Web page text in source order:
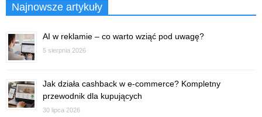
Najnowsze artykuły
AI w reklamie – co warto wziąć pod uwagę?
5 sierpnia 2026
Jak działa cashback w e-commerce? Kompletny
przewodnik dla kupujących
30 lipca 2026